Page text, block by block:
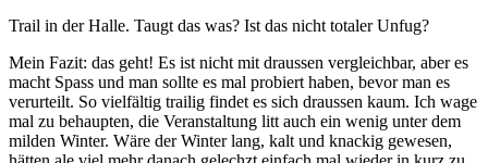
Trail in der Halle. Taugt das was? Ist das nicht totaler Unfug?
Mein Fazit: das geht! Es ist nicht mit draussen vergleichbar, aber es
macht Spass und man sollte es mal probiert haben, bevor man es
verurteilt. So vielfältig trailig findet es sich draussen kaum. Ich wage
mal zu behaupten, die Veranstaltung litt auch ein wenig unter dem
milden Winter. Wäre der Winter lang, kalt und knackig gewesen,